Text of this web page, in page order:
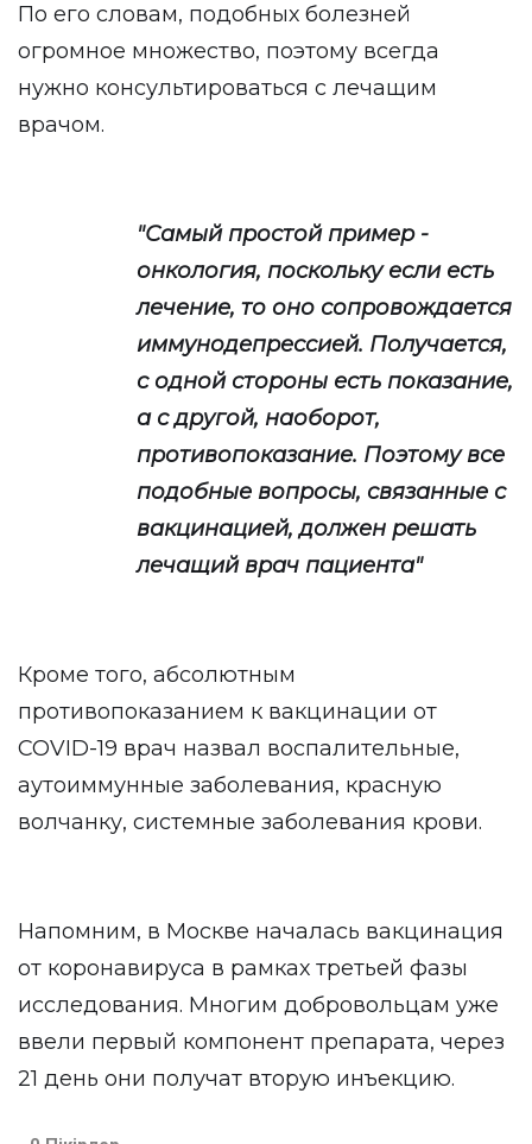
По его словам, подобных болезней
огромное множество, поэтому всегда
нужно консультироваться с лечащим
врачом.
"Самый простой пример -
онкология, поскольку если есть
лечение, то оно сопровождается
иммунодепрессией. Получается,
с одной стороны есть показание,
а с другой, наоборот,
противопоказание. Поэтому все
подобные вопросы, связанные с
вакцинацией, должен решать
лечащий врач пациента"
Кроме того, абсолютным
противопоказанием к вакцинации от
COVID-19 врач назвал воспалительные,
аутоиммунные заболевания, красную
волчанку, системные заболевания крови.
Напомним, в Москве началась вакцинация
от коронавируса в рамках третьей фазы
исследования. Многим добровольцам уже
ввели первый компонент препарата, через
21 день они получат вторую инъекцию.